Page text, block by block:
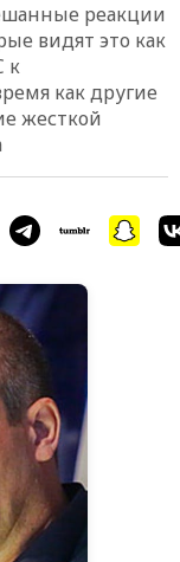
реакции
видят это как
к
как другие
жесткой